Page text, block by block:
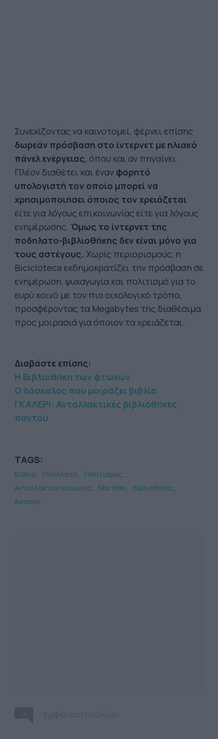
Συνεχίζοντας να καινοτομεί, φέρνει επίσης
δωρεάν πρόσβαση στο ίντερνετ με ηλιακό
πάνελ ενέργειας, όπου και αν πηγαίνει.
Πλέον διαθέτει και έναν φορητό
υπολογιστή τον οποίο μπορεί να
χρησιμοποιήσει όποιος τον χρειάζεται
είτε για λόγους επικοινωνίας είτε για λόγους
ενημέρωσης. Όμως το ίντερνετ της
ποδηλατο-βιβλιοθήκης δεν είναι μόνο για
τους αστέγους. Χωρίς περιορισμούς, η
Bicicloteca εκδημοκρατίζει την πρόσβαση σε
ενημέρωση, ψυχαγωγία και πολιτισμό για το
ευρύ κοινό με τον πιο οικολογικό τρόπο,
προσφέροντας τα Μegabytes της διαθέσιμα
προς μοιρασιά για όποιον τα χρειάζεται.
Διαβάστε επίσης:
H Βιβλιοθήκη των φτωχών
Ο δάσκαλος που μοιράζει βιβλία
ΓΚΑΛΕΡΙ: Ανταλλακτικές βιβλιοθήκες
παντού
TAGS:
Βιβλίο Ποδήλατο
Πολιτισμός
Ανταλλακτική κοινωνία
Νέα Ήθη
Βιβλιοθήκες
Άστεγοι